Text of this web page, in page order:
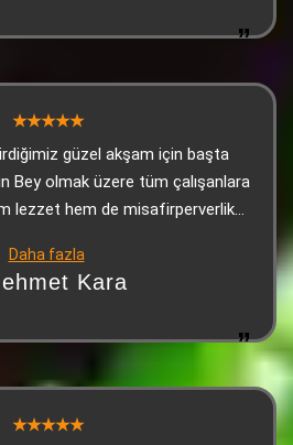
güzel akşam için başta
Bey olmak üzere tüm çalışanlara
lezzet hem de misafirperverlik
Daha fazla
Kara